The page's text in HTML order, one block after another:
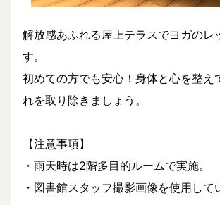
解放感あふれる屋上テラスでヨガのレ
す。
初めての方でも安心！身体と心を整え
れを取り除きましょう。
【注意事項】
・雨天時は2階多目的ルームで実施。
・図書館スタッフ撮影画像を使用して